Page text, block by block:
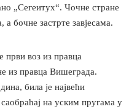
„Сегеитух“. Чочне стране
а бочне застрте завјесама.
први воз из правца
из правца Вишеграда.
била је највећи
на уским пругама у